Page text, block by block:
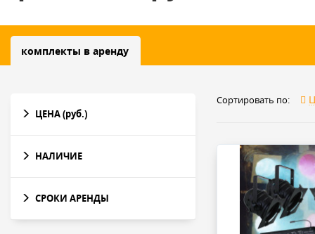
комплекты в аренду
ЦЕНА(руб.)
НАЛИЧИЕ
СРОКИ АРЕНДЫ
Сортировать по: